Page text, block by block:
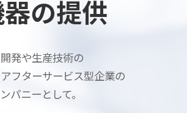
の提供
発や生産技術の
アフターサービス型企業の
パニーとして。